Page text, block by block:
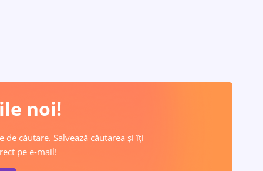
noi!
căutare. Salvează căutarea și îți
pe e-mail!